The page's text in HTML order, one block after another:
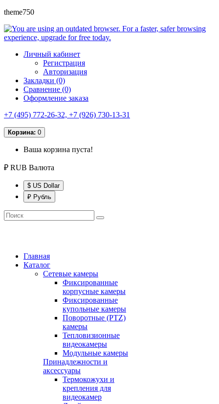
theme750
Личный кабинет
Регистрация
Авторизация
Закладки (0)
Сравнение (0)
Оформление заказа
+7 (495) 772-26-32, +7 (926) 730-13-31
Корзина: 0
Ваша корзина пуста!
₽ RUB Валюта
$ US Dollar
₽ Рубль
Главная
Каталог
Сетевые камеры
Фиксированные
корпусные камеры
Фиксированные
купольные камеры
Поворотные (PTZ)
камеры
Тепловизионные
видеокамеры
Модульные камеры
Принадлежности и
аксессуары
Термокожухи и
крепления для
видеокамер